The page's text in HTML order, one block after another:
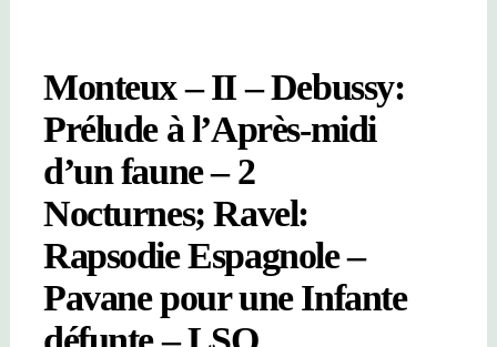
Monteux – II – Debussy:
Prélude à l’Après-midi
d’un faune – 2
Nocturnes; Ravel:
Rapsodie Espagnole –
Pavane pour une Infante